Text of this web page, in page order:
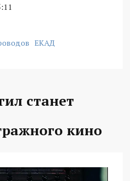
ЕКАД
станет
кино